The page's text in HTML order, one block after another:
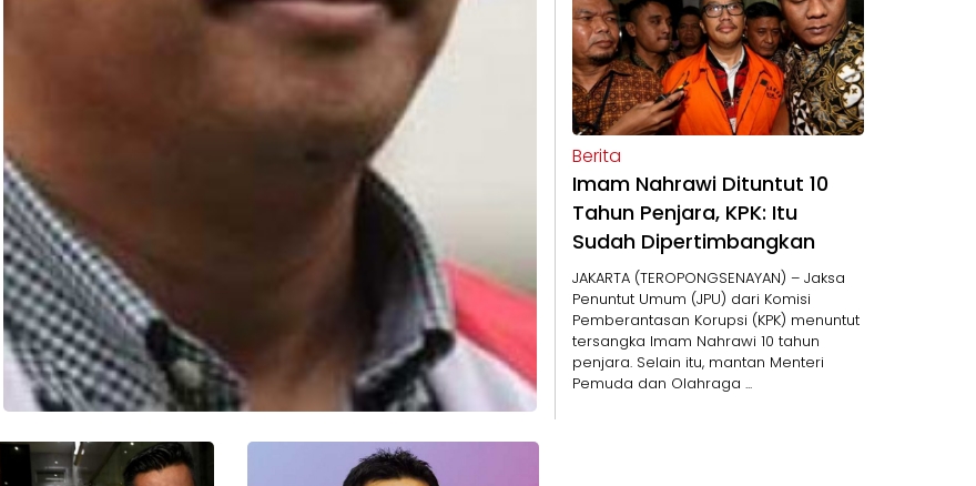
Berita
Imam Nahrawi Dituntut 10
Tahun Penjara, KPK: Itu
Sudah Dipertimbangkan
JAKARTA (TEROPONGSENAYAN) – Jaksa
Penuntut Umum (JPU) dari Komisi
Pemberantasan Korupsi (KPK) menuntut
tersangka Imam Nahrawi 10 tahun
penjara. Selain itu, mantan Menteri
Pemuda dan Olahraga ...